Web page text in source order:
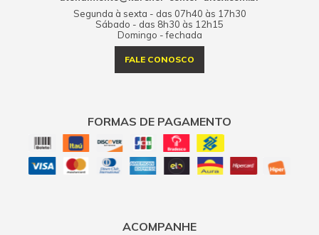
Segunda à sexta - das 07h40 às 17h30
Sábado - das 8h30 às 12h15
Domingo - fechada
FALE CONOSCO
FORMAS DE PAGAMENTO
ACOMPANHE